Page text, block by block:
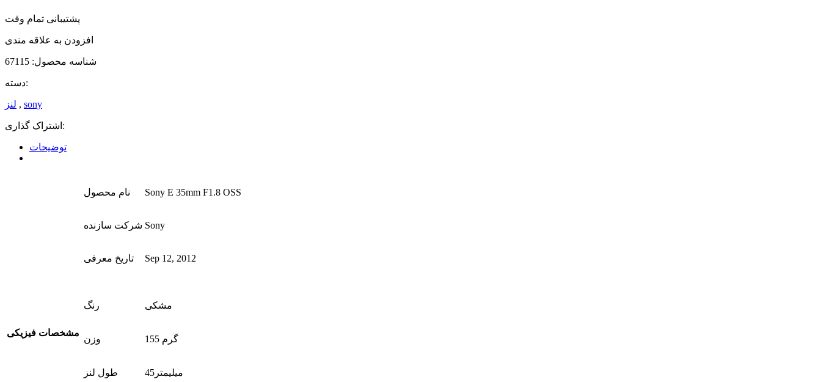
پشتیبانی تمام وقت
افزودن به علاقه مندی
شناسه محصول: 67115
دسته:
لنز , sony
اشتراک گذاری:
توضیحات
مشخصات فیزیکی
نام محصول Sony E 35mm F1.8 OSS
شرکت سازنده Sony
تاریخ معرفی Sep 12, 2012
رنگ مشکی
وزن 155 گرم
طول لنز 45میلیمتر